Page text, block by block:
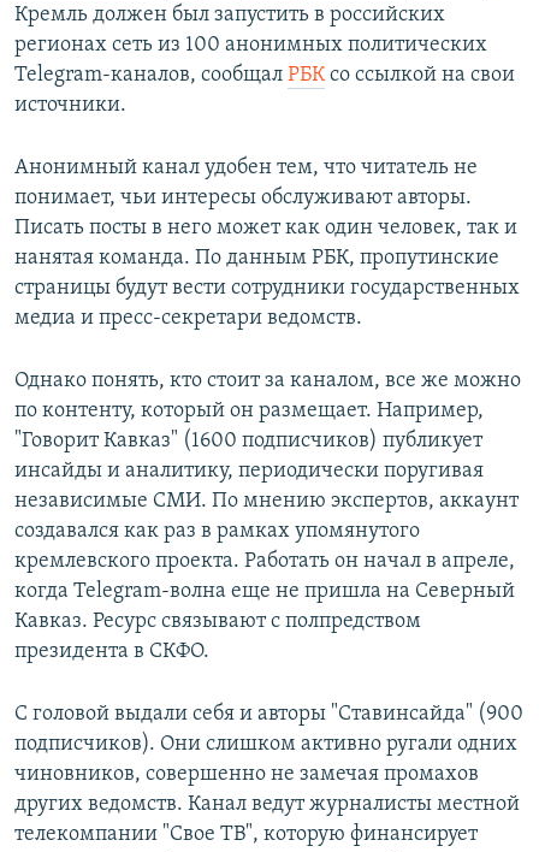
Кремль должен был запустить в российских
регионах сеть из 100 анонимных политических
Telegram-каналов, сообщал РБКсо ссылкой на свои
источники.
Анонимный канал удобен тем, что читатель не
понимает, чьи интересы обслуживают авторы.
Писать посты в него может как один человек, так и
нанятая команда. По данным РБК, пропутинские
страницы будут вести сотрудники государственных
медиа и пресс-секретари ведомств.
Однако понять, кто стоит за каналом, все же можно
по контенту, который он размещает. Например,
"Говорит Кавказ" (1600 подписчиков) публикует
инсайды и аналитику, периодически поругивая
независимые СМИ. По мнению экспертов, аккаунт
создавался как раз в рамках упомянутого
кремлевского проекта. Работать он начал в апреле,
когда Telegram-волна еще не пришла на Северный
Кавказ. Ресурс связывают с полпредством
президента в СКФО.
С головой выдали себя и авторы "Ставинсайда" (900
подписчиков). Они слишком активно ругали одних
чиновников, совершенно не замечая промахов
других ведомств. Канал ведут журналисты местной
телекомпании "Свое ТВ", которую финансирует